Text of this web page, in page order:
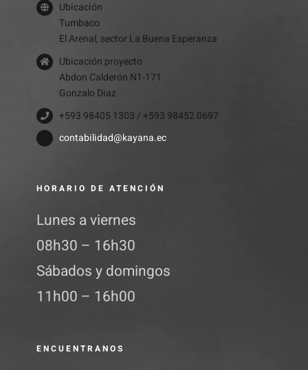
Ubicación
Tumbaco
El Arenal, sector La Buena Esperanza
Ubicación proyecto
Abdon Calderón N1-171
Gonzalo Diaz
+593 98405 1303 / +593 98452 0697
contabilidad@kayana.ec
HORARIO DE ATENCIÓN
Lunes a viernes
08h30 – 16h30
Sábados y domingos
11h00 – 16h00
ENCUENTRANOS